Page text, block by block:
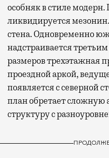
особняк в стиле
ликвидируется
стена. Одновременно
надстраивается
размеров трехэтажная
проездной аркой,
появляется с северной
план обретает
структуру с